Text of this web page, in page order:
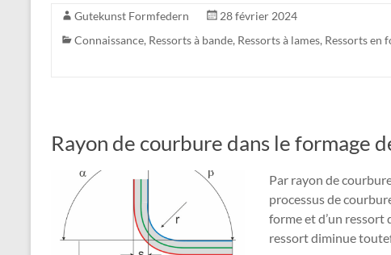
Gutekunst Formfedern
28 février 2024
Connaissance, Ressorts à bande, Ressorts à lames, Ressorts en
Rayon de courbure dans le formage
Par rayon de
processus de
forme et d’un ressort
ressort diminue